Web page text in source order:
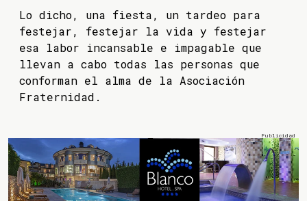
Lo dicho, una fiesta, un tardeo para
festejar, festejar la vida y festejar
esa labor incansable e impagable que
llevan a cabo todas las personas que
conforman el alma de la Asociación
Fraternidad.